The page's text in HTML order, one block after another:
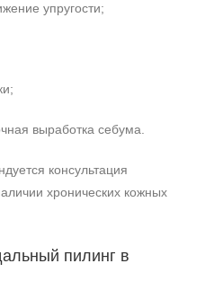
упругости;
выработка себума.
консультация
хронических кожных
пилинг в